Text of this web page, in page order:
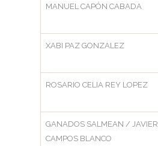
MANUEL CAPÓN CABADA
XABI PAZ GONZALEZ
ROSARIO CELIA REY LOPEZ
GANADOS SALMEAN / JAVIER
CAMPOS BLANCO